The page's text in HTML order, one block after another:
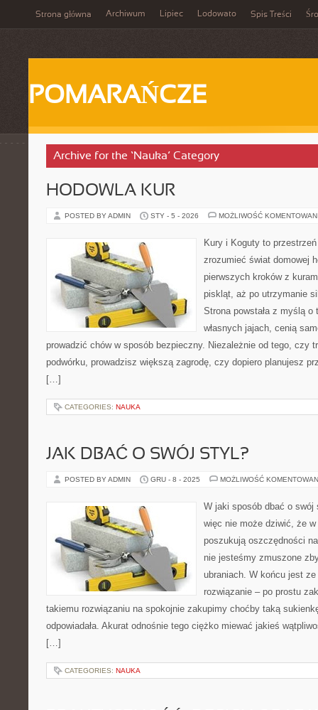
Strona główna Archiwum Lipiec Lodowato Spis Treści
POMARAŃCZE
Archive for the ‘Nauka’ Category
HODOWLA KUR
POSTED BY ADMIN STY - 5 - 2026 MOŻLIWOŚĆ
Kury i Koguty to
zrozumieć świat domowej
pierwszych kroków z
piskląt, aż po utrzymanie
Strona powstała z myślą
własnych jajach, cenią
prowadzić chów w sposób bezpieczny. Niezależnie od tego, czy
podwórku, prowadzisz większą zagrodę, czy dopiero planujesz
[…]
CATEGORIES: NAUKA
JAK DBAĆ O SWÓJ STYL?
POSTED BY ADMIN GRU - 8 - 2025 MOŻLIWOŚĆ
W jaki sposób dbać o
więc nie może dziwić, że
poszukują oszczędności
nie jesteśmy zmuszone
ubraniach. W końcu jest
rozwiązanie – po prostu
takiemu rozwiązaniu na spokojnie zakupimy choćby taką
odpowiadała. Akurat odnośnie tego ciężko miewać jakieś
[…]
CATEGORIES: NAUKA